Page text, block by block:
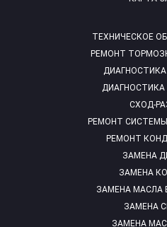
ТЕХНИЧЕСКОЕ
РЕМОНТ
ДИАГНОСТИКА
СХОД-
РЕМОНТ
РЕМОНТ
ЗАМЕНА
ЗАМЕНА
ЗАМЕНА МАСЛА
ЗАМЕНА
ЗАМЕНА